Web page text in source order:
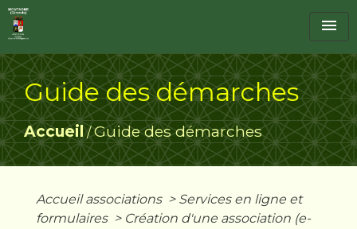
menu
Guide des démarches
Accueil/Guide des démarches
Accueil associations > Services en ligne et
formulaires > Création d'une association (e-